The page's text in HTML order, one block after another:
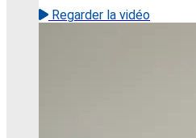
Regarder la vidéo